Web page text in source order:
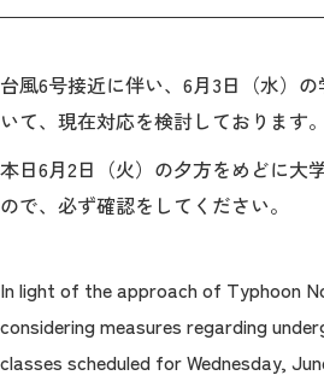
報道関係の方
明治学院大学について
教育
学生生活
留学・国際交流
台風6号接近に伴い、6月3日（水）の
いて、現在対応を検討しております。
本日6月2日（火）の夕方をめどに大
ので、 必ず確認をしてください。
In light of the approach of Typhoon
considering measures regarding
classes scheduled for Wednesday,